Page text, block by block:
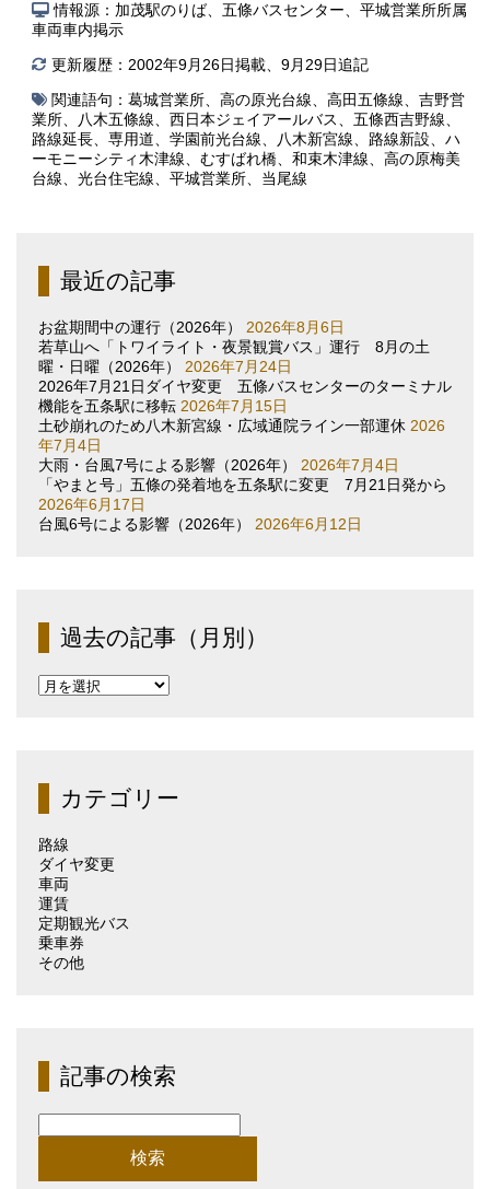
情報源：加茂駅のりば、五條バスセンター、平城営業所所属
車両車内掲示
更新履歴：2002年9月26日掲載、9月29日追記
関連語句： 葛城営業所 高の原光台線 高田五條線
吉野営
業所
八木五條線 西日本ジェイアールバス 五條西吉野線
路線延長
専用道 学園前光台線 八木新宮線 路線新設
ハ
ーモニーシティ木津線
むすばれ橋 和束木津線
高の原梅美
台線
光台住宅線 平城営業所 当尾線
最近の記事
お盆期間中の運行（2026年）
2026年8月6日
若草山へ「トワイライト・夜景観賞バス」運行 8月の土
曜・日曜（2026年）
2026年7月24日
2026年7月21日ダイヤ変更 五條バスセンターのターミナル
機能を五条駅に移転 2026年7月15日
土砂崩れのため八木新宮線・広域通院ライン一部運休 2026
年7月4日
大雨・台風7号による影響（2026年）
2026年7月4日
「やまと号」五條の発着地を五条駅に変更 7月21日発から
2026年6月17日
台風6号による影響（2026年）
2026年6月12日
過去の記事（月別）
過
（月
別）カテゴリー
路線
ダイヤ変更
車両
運賃
定期観光バス
乗車券
その他
記事の検索
索: